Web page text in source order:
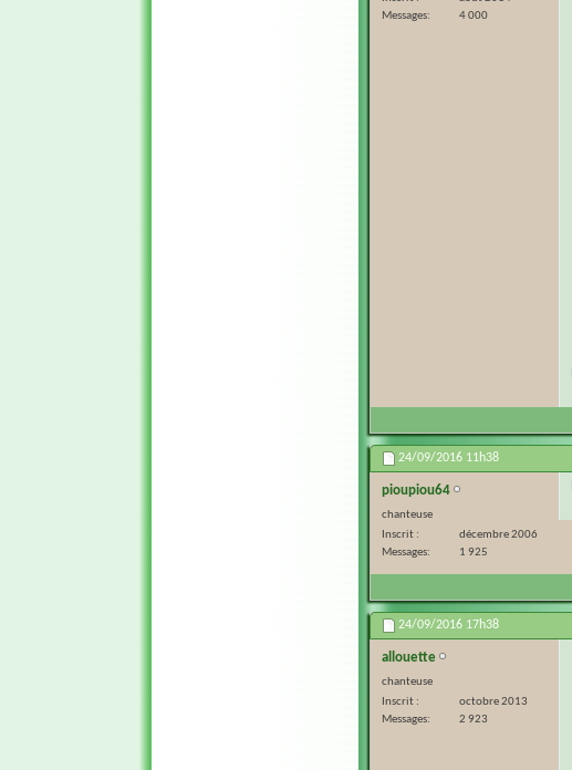
Messages
4 000
24/09/2016 11h38
pioupiou64
chanteuse
Inscrit
décembre 2006
Messages
1 925
24/09/2016 17h38
allouette
chanteuse
Inscrit
octobre 2013
Messages
2 923